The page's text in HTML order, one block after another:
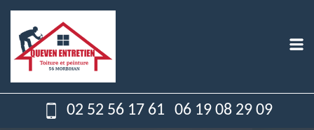
02 52 56 17 61 06 19 08 29 09